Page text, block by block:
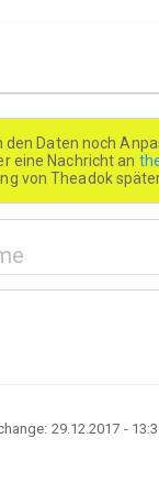
Daten noch
eine Nachricht an
von Theadok
29.12.2017 -